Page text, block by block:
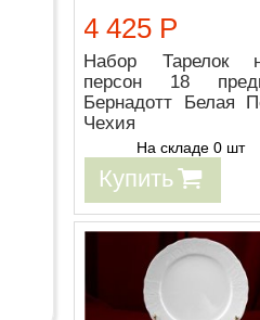
4 425 Р
Набор Тарелок
персон 18
Бернадотт Белая
Чехия
На складе 0 шт
Купить